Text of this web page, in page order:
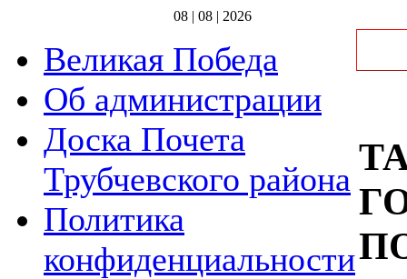
08 | 08 | 2026
Великая Победа
Об администрации
Доска Почета
Трубчевского района
Политика
конфиденциальности